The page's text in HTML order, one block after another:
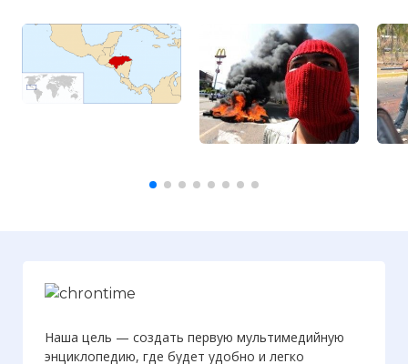
Наша цель — создать первую мультимедийную
энциклопедию, где будет удобно и легко